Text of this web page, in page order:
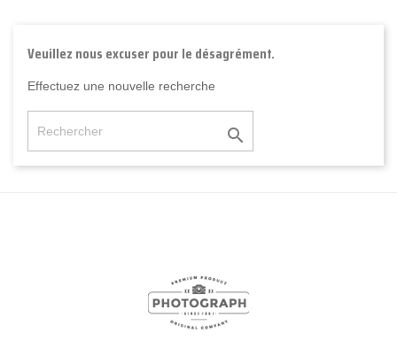
Veuillez nous excuser pour le désagrément.
Effectuez une nouvelle recherche
